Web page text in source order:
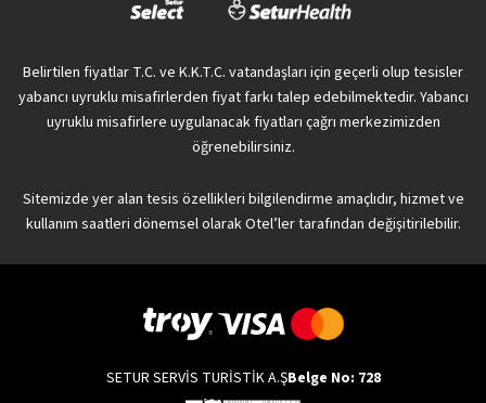
Belirtilen fiyatlar T.C. ve K.K.T.C. vatandaşları için geçerli olup tesisler
yabancı uyruklu misafirlerden fiyat farkı talep edebilmektedir. Yabancı
uyruklu misafirlere uygulanacak fiyatları çağrı merkezimizden
öğrenebilirsiniz.
Sitemizde yer alan tesis özellikleri bilgilendirme amaçlıdır, hizmet ve
kullanım saatleri dönemsel olarak Otel’ler tarafından değişitirilebilir.
SETUR SERVİS TURİSTİK A.ŞBelge No: 728